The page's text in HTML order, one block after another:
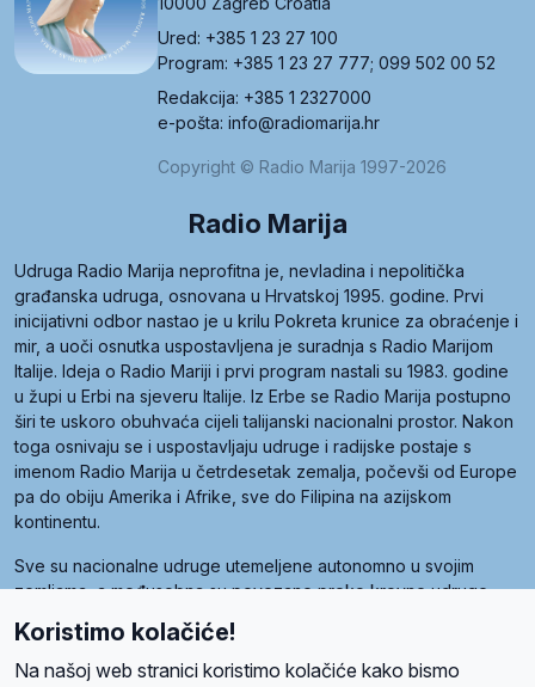
Ured: +385 1 23 27 100
Program: +385 1 23 27 777; 099 502 00 52
Redakcija: +385 1 2327000
e-pošta: info@radiomarija.hr
Copyright © Radio Marija 1997-2026
Radio Marija
Udruga Radio Marija neprofitna je, nevladina i nepolitička
građanska udruga, osnovana u Hrvatskoj 1995. godine. Prvi
inicijativni odbor nastao je u krilu Pokreta krunice za obraćenje i
mir, a uoči osnutka uspostavljena je suradnja s Radio Marijom
Italije. Ideja o Radio Mariji i prvi program nastali su 1983. godine
u župi u Erbi na sjeveru Italije. Iz Erbe se Radio Marija postupno
širi te uskoro obuhvaća cijeli talijanski nacionalni prostor. Nakon
toga osnivaju se i uspostavljaju udruge i radijske postaje s
imenom Radio Marija u četrdesetak zemalja, počevši od Europe
pa do obiju Amerika i Afrike, sve do Filipina na azijskom
kontinentu.
Sve su nacionalne udruge utemeljene autonomno u svojim
zemljama, a međusobna su povezane preko krovne udruge
Radio Maria). Svjetsku obitelj utemeljilo je sedam članica, među
kojima je i hrvatska Udruga Radio Marija.
Koristimo kolačiće!
Na našoj web stranici koristimo kolačiće kako bismo